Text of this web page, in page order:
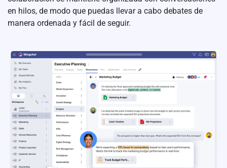
en hilos, de modo que puedas llevar a cabo debates de
manera ordenada y fácil de seguir.